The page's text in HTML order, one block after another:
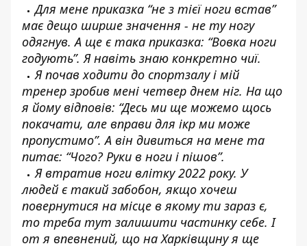
Для мене приказка “не з тієї ноги встав”
має дещо ширше значення - не ту ногу
одягнув. А ще є така приказка: “Вовка ноги
годують”. Я навіть знаю конкретно чиї.
Я почав ходити до спортзалу і мій
тренер зробив мені четвер днем ніг. На що
я йому відповів: “Десь ми ще можемо щось
покачати, але вправи для ікр ми може
пропустимо”. А він дивиться на мене та
питає: “Чого? Руки в ноги і пішов”.
Я втратив ноги влітку 2022 року. У
людей є такий забобон, якщо хочеш
повернутися на місце в якому ти зараз є,
то треба тут залишити частинку себе. І
от я впевнений, що на Харківщину я ще